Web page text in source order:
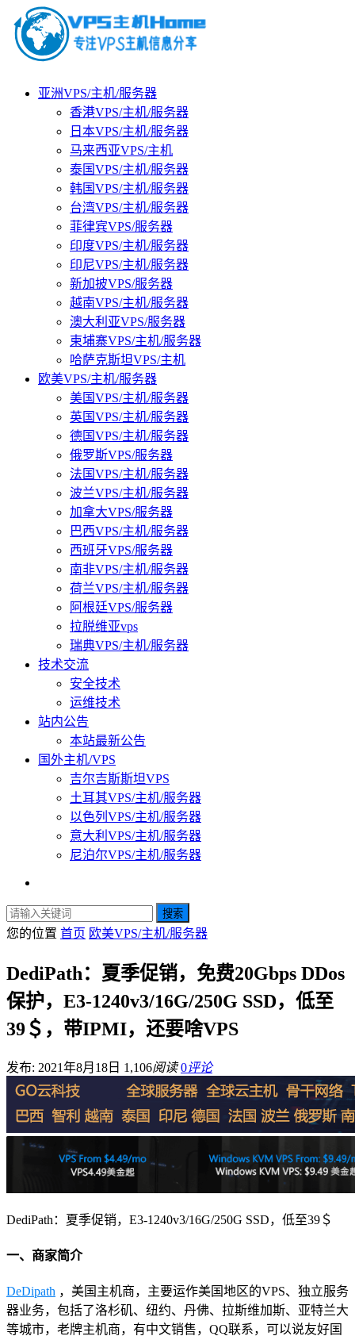
亚洲VPS/主机/服务器
香港VPS/主机/服务器
日本VPS/主机/服务器
马来西亚VPS/主机
泰国VPS/主机/服务器
韩国VPS/主机/服务器
台湾VPS/主机/服务器
菲律宾VPS/服务器
印度VPS/主机/服务器
印尼VPS/主机/服务器
新加披VPS/服务器
越南VPS/主机/服务器
澳大利亚VPS/服务器
柬埔寨VPS/主机/服务器
哈萨克斯坦VPS/主机
欧美VPS/主机/服务器
美国VPS/主机/服务器
英国VPS/主机/服务器
德国VPS/主机/服务器
俄罗斯VPS/服务器
法国VPS/主机/服务器
波兰VPS/主机/服务器
加拿大VPS/服务器
巴西VPS/主机/服务器
西班牙VPS/服务器
南非VPS/主机/服务器
荷兰VPS/主机/服务器
阿根廷VPS/服务器
拉脱维亚vps
瑞典VPS/主机/服务器
技术交流
安全技术
运维技术
站内公告
本站最新公告
国外主机/VPS
吉尔吉斯斯坦VPS
土耳其VPS/主机/服务器
以色列VPS/主机/服务器
意大利VPS/主机/服务器
尼泊尔VPS/主机/服务器
搜索
您的位置 首页 欧美VPS/主机/服务器
DediPath：夏季促销，免费20Gbps DDos
保护，E3-1240v3/16G/250G SSD，低至
39＄，带IPMI，还要啥VPS
发布: 2021年8月18日 1,106阅读 0评论
DediPath：夏季促销，E3-1240v3/16G/250G SSD，低至39＄
一、商家简介
DeDipath ，美国主机商，主要运作美国地区的VPS、独立服务
器业务，包括了洛杉矶、纽约、丹佛、拉斯维加斯、亚特兰大
等城市，老牌主机商，有中文销售，QQ联系，可以说友好国